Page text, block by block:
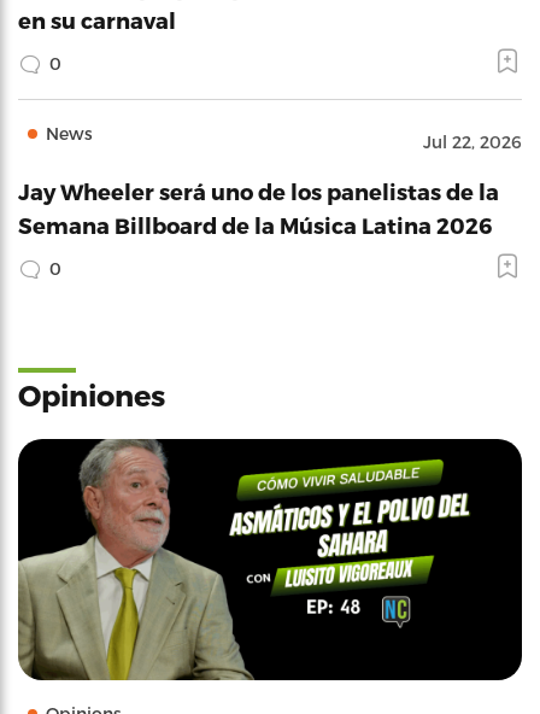
en su carnaval
0
News Jul 22, 2026
Jay Wheeler será uno de los panelistas de la
Semana Billboard de la Música Latina 2026
0
Opiniones